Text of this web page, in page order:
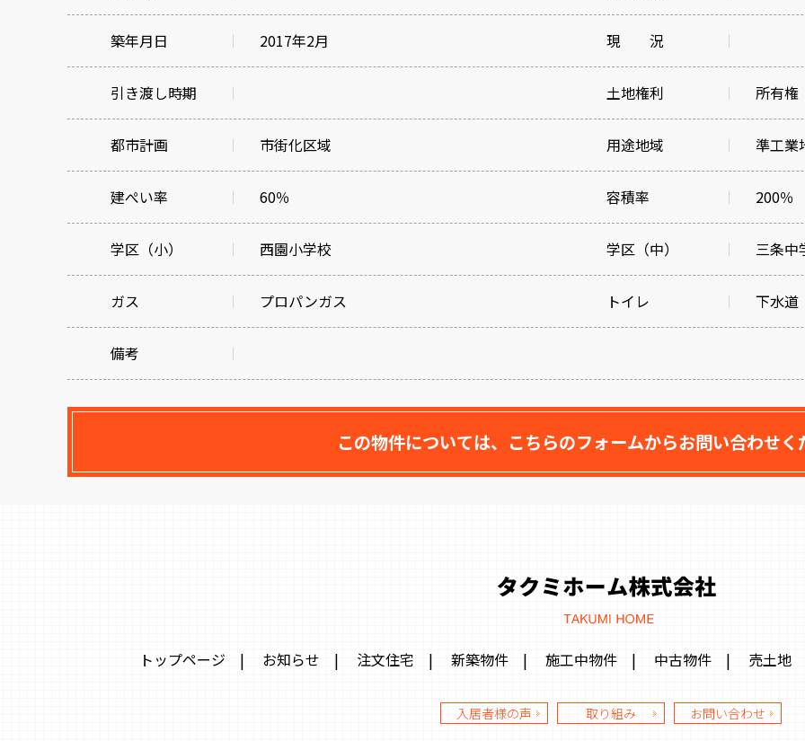
築年月日 2017年2月 現 況
引き渡し時期 土地権利 所有権
都市計画 市街化区域 用途地域 準工業
建ぺい率 60％ 容積率 200％
学区（小） 西園小学校 学区（中） 三条中
ガス プロパンガス トイレ 下水道
備考
この物件については、こちらのフォームからお問い合わせく
トップページ | お知らせ | 注文住宅 | 新築物件| 施工中物件| 中古物件| 売土地
入居者様の声 取り組み お問い合わせ